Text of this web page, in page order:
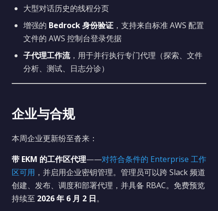
大型对话历史的线程分页
增强的 Bedrock 身份验证 ，支持来自标准 AWS 配置
文件的 AWS 控制台登录凭据
子代理工作流，用于并行执行专门代理（探索、文件
分析、测试、日志分诊）
企业与合规
本周企业更新纷至沓来：
带 EKM 的工作区代理——对符合条件的 Enterprise 工作
区可用 ，并启用企业密钥管理。管理员可以跨 Slack 频道
创建、发布、调度和部署代理，并具备 RBAC。免费预览
持续至 2026 年 6 月 2 日。